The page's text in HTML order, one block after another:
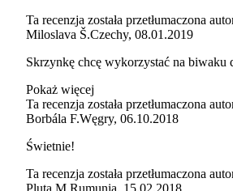
Ta recenzja została przetłumaczona
Miloslava Š.Czechy, 08.01.2019
Skrzynkę chcę wykorzystać na biwaku
Pokaż więcej
Ta recenzja została przetłumaczona
Borbála F.Węgry, 06.10.2018
Świetnie!
Ta recenzja została przetłumaczona
Pluta M.Rumunia, 15.02.2018